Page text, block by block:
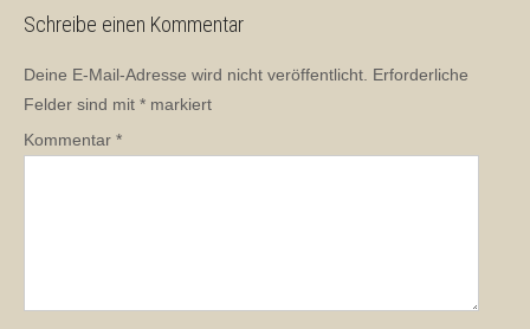
Schreibe einen Kommentar
Deine E-Mail-Adresse wird nicht veröffentlicht. Erforderliche
Felder sind mit * markiert
Kommentar *